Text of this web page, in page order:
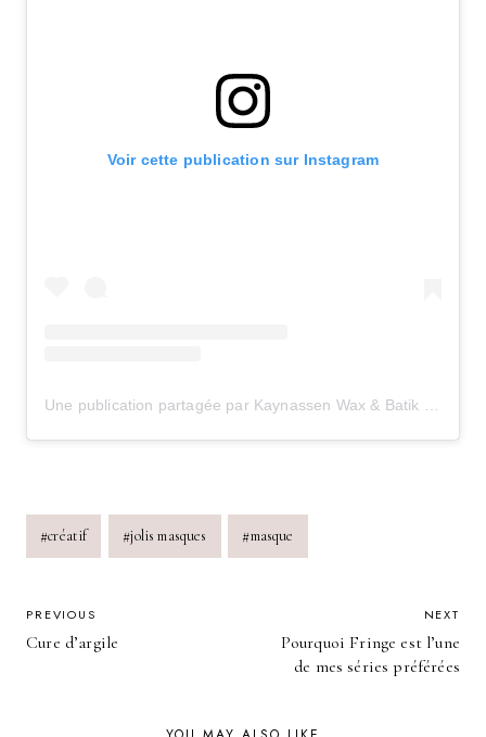
Voir cette publication sur Instagram
Une publication partagée par Kaynassen Wax & Batik (@kaynassen)
Post
Tags:
#créatif #jolis masques #masque
POST
NAVIGATION
PREVIOUS
Cure d’argile
NEXT
Pourquoi Fringe est l’une
de mes séries préférées